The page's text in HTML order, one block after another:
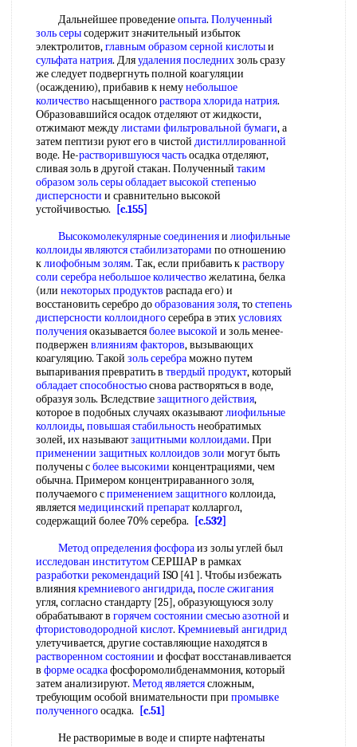
Дальнейшее проведениеопыта. Полученный
золь серысодержит значительный избыток
электролитов,главным образомсерной кислотыи
сульфата натрия. Дляудаления последнихзоль сразу
же следует подвергнуть полной коагуляции
(осаждению), прибавив к немунебольшое
количествонасыщенногораствора хлорида натрия.
Образовавшийся осадок отделяют от жидкости,
отжимают междулистами фильтровальной бумаги, а
затем пептизи руют его в чистой дистиллированной
воде. Не-растворившуюся частьосадка отделяют,
сливая золь в другой стакан. Полученный таким
образомзоль серыобладает высокой степенью
дисперсности и сравнительно высокой
устойчивостью.
[c.155]
Высокомолекулярные соединенияи лиофильные
коллоидыявляются стабилизаторами по отношению
клиофобным золям. Так, если прибавить краствору
соли серебранебольшое количествожелатина, белка
(или некоторых продуктов распада его) и
восстановить серебро дообразования золя, тостепень
дисперсности коллоидногосеребра в этихусловиях
полученияоказываетсяболее высокой и золь менее-
подвержен влияниям факторов, вызывающих
коагуляцию. Такой золь серебраможно путем
выпаривания превратить в твердый продукт, который
обладает способностьюснова растворяться в воде,
образуя золь. Вследствиезащитного действия,
которое в подобных случаях оказываютлиофильные
коллоиды,повышая стабильностьнеобратимых
золей, их называютзащитными коллоидами. При
применении защитныхколлоидов золи могут быть
получены сболее высокими концентрациями, чем
обычна. Примером концентрираванного золя,
получаемого сприменением защитногоколлоида,
являетсямедицинский препаратколларгол,
содержащий более 70% серебра.
[c.532]
Метод определения фосфораиз золы углей был
исследован институтомСЕРШАР в рамках
разработки рекомендаций ISO [41 ]. Чтобы избежать
влияниякремниевого ангидрида,после сжигания
угля, согласно стандарту [25], образующуюся золу
обрабатывают в горячем состоянии смесью азотной и
фтористоводородной кислот. Кремниевый ангидрид
улетучивается, другие составляющие находятся в
растворенном состоянии и фосфат восстанавливается
в форме осадкафосфоромолибденаммония, который
затем анализируют. Метод являетсясложным,
требующим особой внимательности при промывке
полученногоосадка.
[c.51]
Не растворимые в воде и спирте нафтенаты